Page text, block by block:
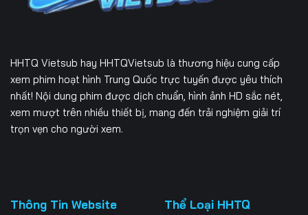
Tập 232
HHTQ Vietsub hay HHTQVietsub là thương hiệu cung cấp
xem phim hoạt hình Trung Quốc trực tuyến được yêu thích
nhất! Nội dung phim được dịch chuẩn, hình ảnh HD sắc nét,
xem mượt trên nhiều thiết bị, mang đến trải nghiệm giải trí
trọn vẹn cho người xem.
Thông Tin Website Thể Loại HHTQ